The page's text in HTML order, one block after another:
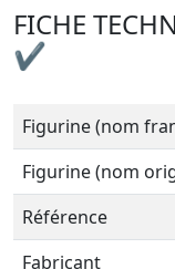
FICHE
✔
Figurine (nom
Figurine (nom
Référence
Fabricant